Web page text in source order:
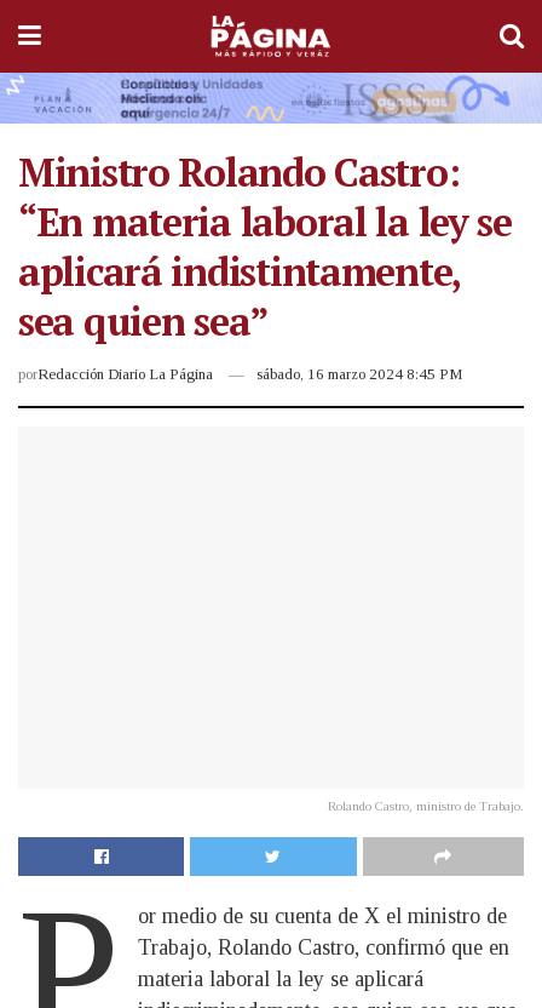
Ministro Rolando Castro:
“En materia laboral la ley se
aplicará indistintamente,
sea quien sea”
porRedacción Diario La Página sábado, 16 marzo 2024 8:45 PM
Rolando Castro, ministro de Trabajo.
or medio de su cuenta de X el ministro de
Trabajo, Rolando Castro, confirmó que en
materia laboral la ley se aplicará